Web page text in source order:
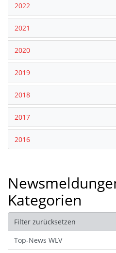
2022
2021
2020
2019
2018
2017
2016
Kategorien
Filter zurücksetzen
Top-News WLV